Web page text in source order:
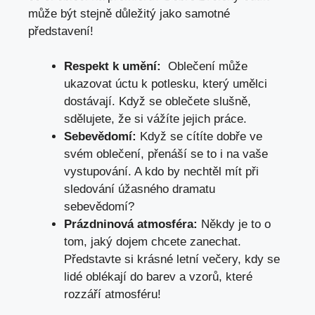
může být stejně důležitý jako samotné
představení!
Respekt⁣ k umění:
​ Oblečení ⁤může
ukazovat úctu k potlesku, který umělci
dostávají. ⁢Když se oblečete slušně,
⁢sdělujete,⁢ že si vážíte jejich práce.
Sebevědomí: Když‌ se cítíte dobře ve
svém oblečení, přenáší ⁢se​ to i⁤ na vaše⁤
vystupování.‍ A kdo ‍by nechtěl mít při⁢
sledování úžasného dramatu
sebevědomí?
Prázdninová ⁢atmosféra: ⁢Někdy ⁤je to o
tom, ‌jaký dojem‍ chcete zanechat.
Představte si⁢ krásné letní večery,​ kdy se‍
lidé oblékají do barev a vzorů, které
rozzáří atmosféru!